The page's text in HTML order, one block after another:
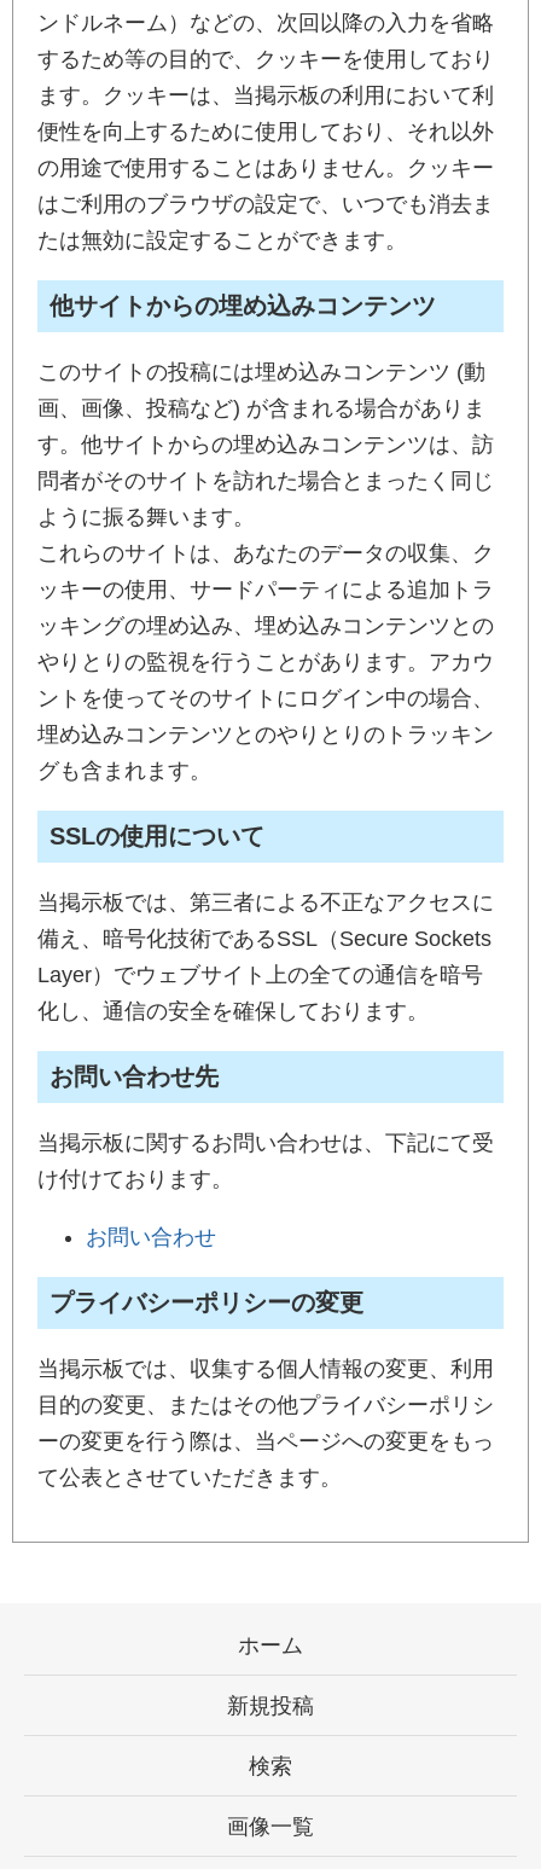
ンドルネーム）などの、次回以降の入力を省略
するため等の目的で、クッキーを使用しており
ます。クッキーは、当掲示板の利用において利
便性を向上するために使用しており、それ以外
の用途で使用することはありません。クッキー
はご利用のブラウザの設定で、いつでも消去ま
たは無効に設定することができます。
他サイトからの埋め込みコンテンツ
このサイトの投稿には埋め込みコンテンツ (動
画、画像、投稿など) が含まれる場合がありま
す。他サイトからの埋め込みコンテンツは、訪
問者がそのサイトを訪れた場合とまったく同じ
ように振る舞います。
これらのサイトは、あなたのデータの収集、ク
ッキーの使用、サードパーティによる追加トラ
ッキングの埋め込み、埋め込みコンテンツとの
やりとりの監視を行うことがあります。アカウ
ントを使ってそのサイトにログイン中の場合、
埋め込みコンテンツとのやりとりのトラッキン
グも含まれます。
SSLの使用について
当掲示板では、第三者による不正なアクセスに
備え、暗号化技術であるSSL（Secure Sockets
Layer）でウェブサイト上の全ての通信を暗号
化し、通信の安全を確保しております。
お問い合わせ先
当掲示板に関するお問い合わせは、下記にて受
け付けております。
お問い合わせ
プライバシーポリシーの変更
当掲示板では、収集する個人情報の変更、利用
目的の変更、またはその他プライバシーポリシ
ーの変更を行う際は、当ページへの変更をもっ
て公表とさせていただきます。
ホーム
新規投稿
検索
画像一覧